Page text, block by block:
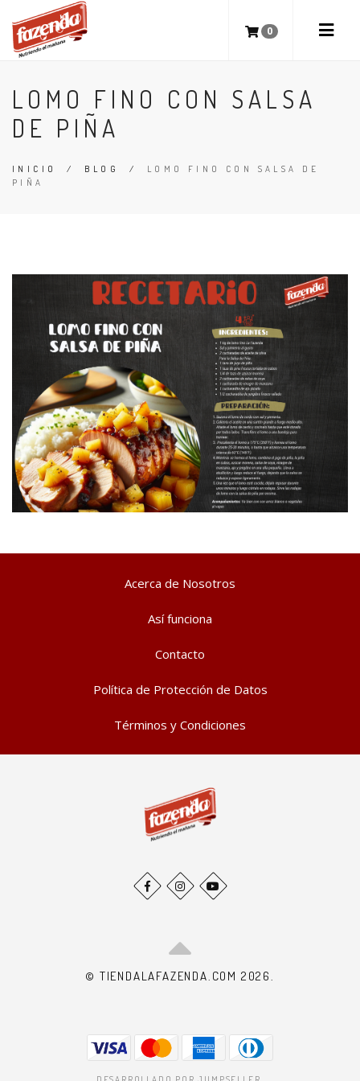
0
LOMO FINO CON SALSA
DE PIÑA
INICIO / BLOG / LOMO FINO CON SALSA DE
PIÑA
Acerca de Nosotros
Así funciona
Contacto
Política de Protección de Datos
Términos y Condiciones
© TIENDALAFAZENDA.COM 2026.